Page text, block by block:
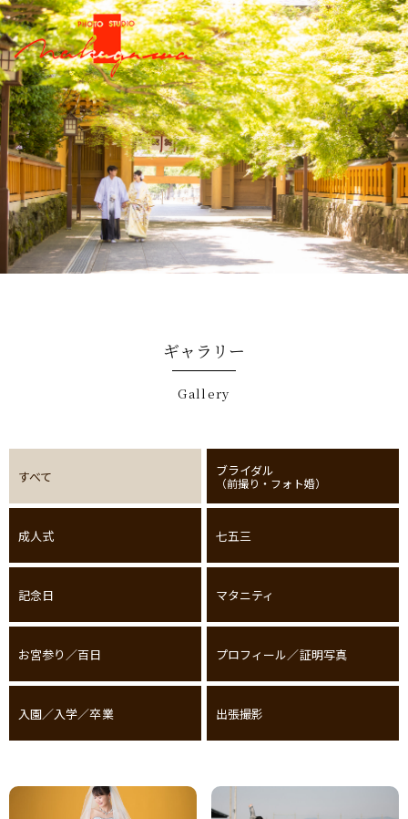
ギャラリー
gallery
すべて ブライダル
（前撮り・フォト婚）
成人式 七五三
記念日 マタニティ
お宮参り／百日 プロフィール／証明写真
入園／入学／卒業 出張撮影